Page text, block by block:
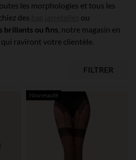
les morphologies et tous les
des
ou
brillants ou fins, notre magasin en
raviront votre clientèle.
FILTRER
Nouveauté